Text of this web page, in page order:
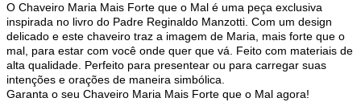
O Chaveiro Maria Mais Forte que o Mal é uma peça exclusiva
inspirada no livro do Padre Reginaldo Manzotti. Com um design
delicado e este chaveiro traz a imagem de Maria, mais forte que o
mal, para estar com você onde quer que vá. Feito com materiais de
alta qualidade. Perfeito para presentear ou para carregar suas
intenções e orações de maneira simbólica.
Garanta o seu Chaveiro Maria Mais Forte que o Mal agora!